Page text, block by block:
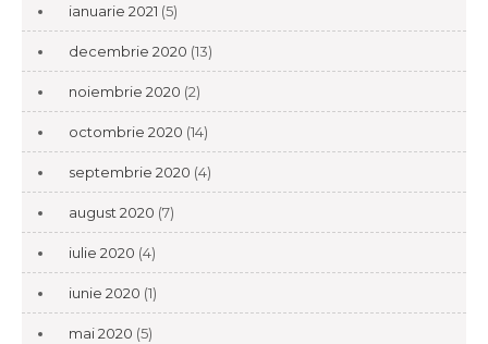
ianuarie 2021 (5)
decembrie 2020 (13)
noiembrie 2020 (2)
octombrie 2020 (14)
septembrie 2020 (4)
august 2020 (7)
iulie 2020 (4)
iunie 2020 (1)
mai 2020 (5)